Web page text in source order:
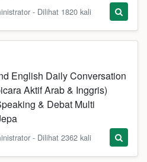
- Dilihat 1820 kali
English Daily Conversation
Aktif Arab & Inggris)
& Debat Multi
- Dilihat 2362 kali